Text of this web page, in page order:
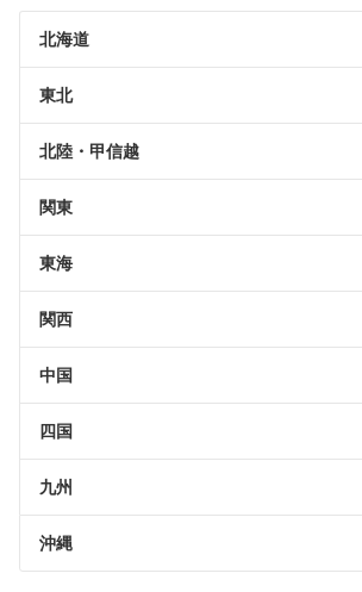
北海道
東北
北陸・甲信越
関東
東海
関西
中国
四国
九州
沖縄